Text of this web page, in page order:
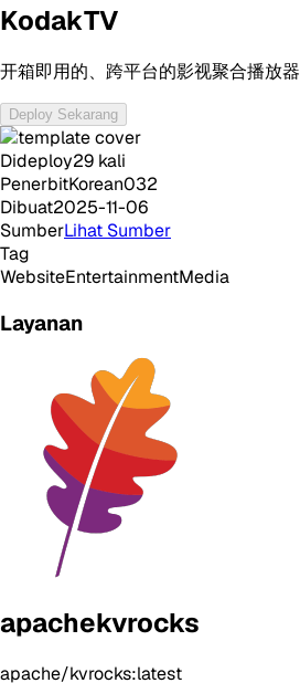
KodakTV
开箱即用的、跨平台的影视聚合播放器
Deploy Sekarang
Dideploy29 kali
PenerbitKorean032
Dibuat2025-11-06
SumberLihat Sumber
Tag
WebsiteEntertainmentMedia
Layanan
apachekvrocks
apache/kvrocks:latest